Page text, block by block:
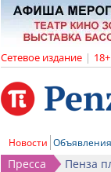
Сетевое издание | 18+
Новости Объявления
Пресса Пенза